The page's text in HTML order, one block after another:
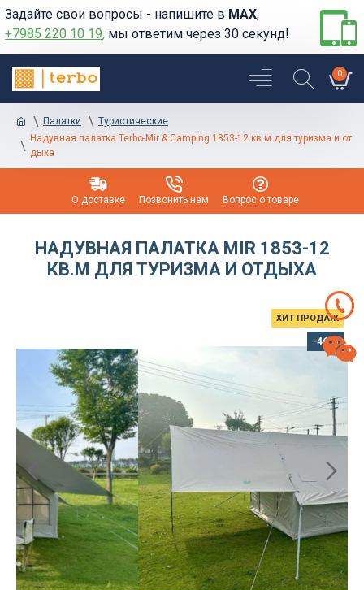
Задайте свои вопросы - напишите в MAX;
+7985 220 10 19, мы ответим через 30 секунд!
0
Палатки
Туристические
Надувная палатка Terbo-Mir & Camping 1853-12 кв.м для туризма и от
дыха
О доставке Позвонить нам Вопрос о товаре
НАДУВНАЯ ПАЛАТКА MIR 1853-12
КВ.М ДЛЯ ТУРИЗМА И ОТДЫХА
ХИТ ПРОДАЖ
-46 %